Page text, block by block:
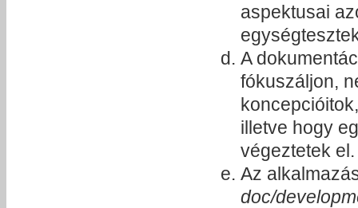
aspektusai
A
fókuszáljon,
illetve hogy
végeztetek el.
Az
doc/